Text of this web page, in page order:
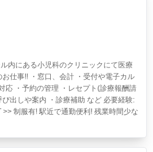
内にある小児科のクリニックにて医療
仕事!! ・窓口、会計 ・受付や電子カル
応 ・予約の管理 ・レセプト(診療報酬請
出しや案内 ・診療補助 など 必要経験:
制服有! 駅近で通勤便利! 残業時間少な